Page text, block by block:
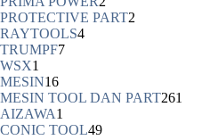
PROTECTIVE PART2
RAYTOOLS4
TRUMPF7
WSX1
MESIN16
MESIN TOOL DAN PART261
AIZAWA1
CONIC TOOL49